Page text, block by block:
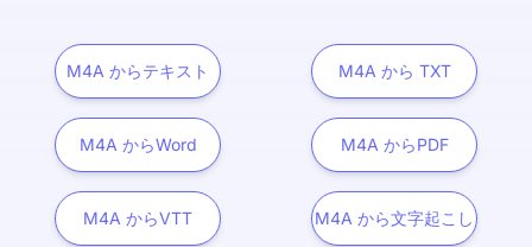
M4A からテキスト M4A から TXT
M4A からWord M4A からPDF
M4A からVTT M4A から文字起こし